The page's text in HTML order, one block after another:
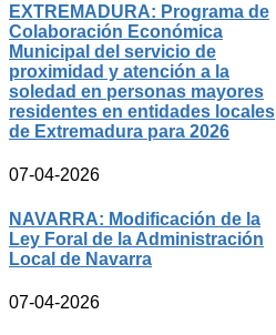
EXTREMADURA: Programa de
Colaboración Económica
Municipal del servicio de
proximidad y atención a la
soledad en personas mayores
residentes en entidades locales
de Extremadura para 2026
07-04-2026
NAVARRA: Modificación de la
Ley Foral de la Administración
Local de Navarra
07-04-2026